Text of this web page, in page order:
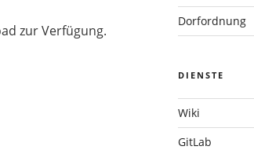
zur Verfügung.
Dorfordnung
DIENSTE
Wiki
GitLab